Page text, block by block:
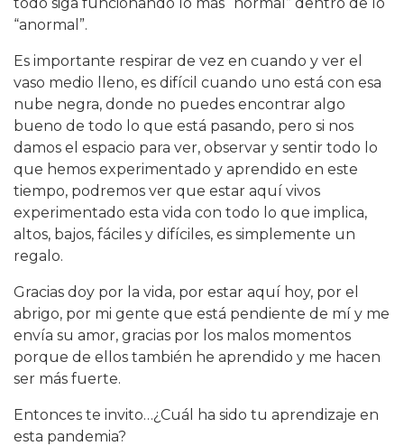
“anormal”.
Es importante respirar de vez en cuando y ver el
vaso medio lleno, es difícil cuando uno está con esa
nube negra, donde no puedes encontrar algo
bueno de todo lo que está pasando, pero si nos
damos el espacio para ver, observar y sentir todo lo
que hemos experimentado y aprendido en este
tiempo, podremos ver que estar aquí vivos
experimentado esta vida con todo lo que implica,
altos, bajos, fáciles y difíciles, es simplemente un
regalo.
Gracias doy por la vida, por estar aquí hoy, por el
abrigo, por mi gente que está pendiente de mí y me
envía su amor, gracias por los malos momentos
porque de ellos también he aprendido y me hacen
ser más fuerte.
Entonces te invito…¿Cuál ha sido tu aprendizaje en
esta pandemia?